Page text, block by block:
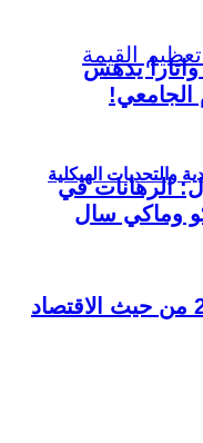
والتحديات الهيكلية
يدهس
الجامعي!
الرهانات في
وماكي سال
أفضل 10 دول إفريقية في 2026 من حيث الاقتصاد